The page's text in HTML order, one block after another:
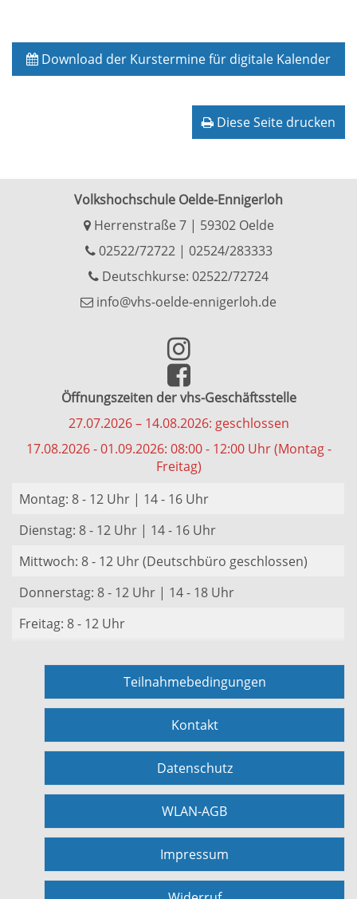
Download der Kurstermine für digitale Kalender
Diese Seite drucken
Volkshochschule Oelde-Ennigerloh
Herrenstraße 7 | 59302 Oelde
02522/72722| 02524/283333
Deutschkurse: 02522/72724
info@vhs-oelde-ennigerloh.de
Öffnungszeiten der vhs-Geschäftsstelle
27.07.2026 – 14.08.2026: geschlossen
17.08.2026 - 01.09.2026: 08:00 - 12:00 Uhr (Montag -
Freitag)
Montag: 8 - 12 Uhr | 14 - 16 Uhr
Dienstag: 8 - 12 Uhr | 14 - 16 Uhr
Mittwoch: 8 - 12 Uhr (Deutschbüro geschlossen)
Donnerstag: 8 - 12 Uhr | 14 - 18 Uhr
Freitag: 8 - 12 Uhr
Teilnahmebedingungen
Kontakt
Datenschutz
WLAN-AGB
Impressum